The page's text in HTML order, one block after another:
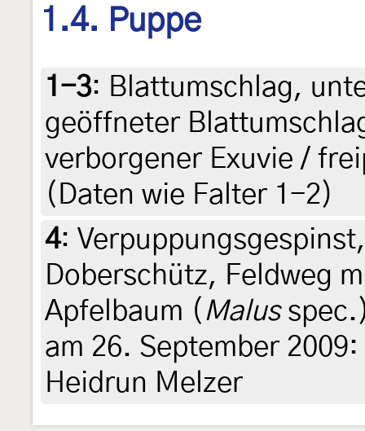
1.4. Puppe
1-3: Blattumschlag,
geöffneter
verborgener Exuvie /
(Daten wie Falter 1-2)
4:
Doberschütz, Feldweg
Apfelbaum ( Malus
am 26. September
Heidrun Melzer